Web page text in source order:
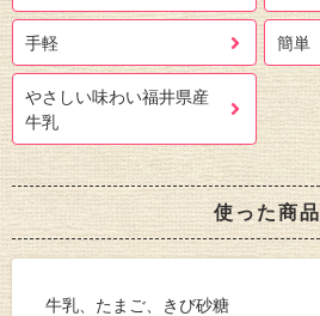
手軽 簡単
やさしい味わい福井県産
牛乳
使った商品
牛乳、たまご、きび砂糖